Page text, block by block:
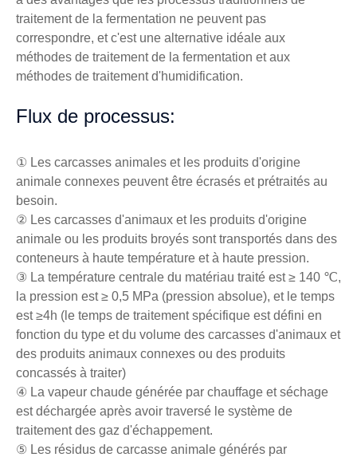
traitement de la fermentation ne peuvent pas
correspondre, et c'est une alternative idéale aux
méthodes de traitement de la fermentation et aux
méthodes de traitement d'humidification.
Flux de processus:
① Les carcasses animales et les produits d'origine
animale connexes peuvent être écrasés et prétraités au
besoin.
② Les carcasses d'animaux et les produits d'origine
animale ou les produits broyés sont transportés dans des
conteneurs à haute température et à haute pression.
③ La température centrale du matériau traité est ≥ 140 ℃,
la pression est ≥ 0,5 MPa (pression absolue), et le temps
est ≥4h (le temps de traitement spécifique est défini en
fonction du type et du volume des carcasses d'animaux et
des produits animaux connexes ou des produits
concassés à traiter)
④ La vapeur chaude générée par chauffage et séchage
est déchargée après avoir traversé le système de
traitement des gaz d'échappement.
⑤ Les résidus de carcasse animale générés par